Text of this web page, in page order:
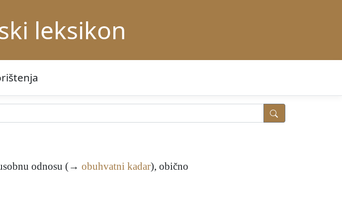
leksikon
odnosu (→ obuhvatni kadar), obično